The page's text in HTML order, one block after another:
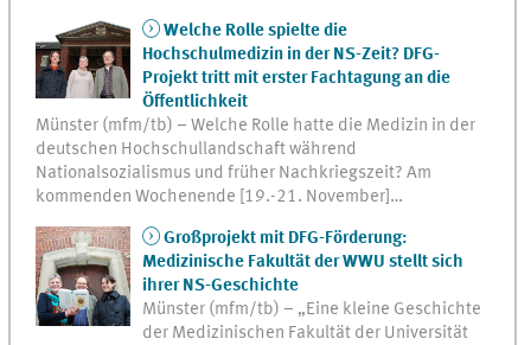
Welche Rolle spielte die
Hochschulmedizin in der NS-Zeit? DFG-
Projekt tritt mit erster Fachtagung an die
Öffentlichkeit
Münster (mfm/tb) – Welche Rolle hatte die Medizin in der
deutschen Hochschullandschaft während
Nationalsozialismus und früher Nachkriegszeit? Am
kommenden Wochenende [19.-21. November]…
Großprojekt mit DFG-Förderung:
Medizinische Fakultät der WWU stellt sich
ihrer NS-Geschichte
Münster (mfm/tb) – „Eine kleine Geschichte
der Medizinischen Fakultät der Universität